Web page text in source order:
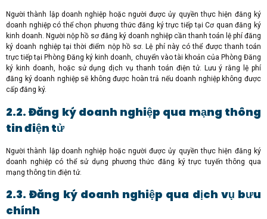
Người thành lập doanh nghiệp hoặc người được ủy quyền thực hiện đăng ký
doanh nghiệp có thể chọn phương thức đăng ký trực tiếp tại Cơ quan đăng ký
kinh doanh. Người nộp hồ sơ đăng ký doanh nghiệp cần thanh toán lệ phí đăng
ký doanh nghiệp tại thời điểm nộp hồ sơ. Lệ phí này có thể được thanh toán
trực tiếp tại Phòng Đăng ký kinh doanh, chuyển vào tài khoản của Phòng Đăng
ký kinh doanh, hoặc sử dụng dịch vụ thanh toán điện tử. Lưu ý rằng lệ phí
đăng ký doanh nghiệp sẽ không được hoàn trả nếu doanh nghiệp không được
cấp đăng ký.
2.2. Đăng ký doanh nghiệp qua mạng thông
tin điện tử
Người thành lập doanh nghiệp hoặc người được ủy quyền thực hiện đăng ký
doanh nghiệp có thể sử dụng phương thức đăng ký trực tuyến thông qua
mạng thông tin điện tử.
2.3. Đăng ký doanh nghiệp qua dịch vụ bưu
chính